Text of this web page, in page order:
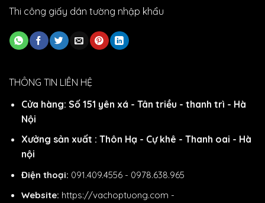
Thi công giấy dán tường nhập khẩu
THÔNG TIN LIÊN HỆ
Cửa hàng: Số 151 yên xá - Tân triều - thanh trì - Hà
Nội
Xưởng sản xuất : Thôn Hạ - Cự khê - Thanh oai - Hà
nội
Điện thoại: 091.409.4556 - 0978.638.965
Website: https://vachoptuong.com -